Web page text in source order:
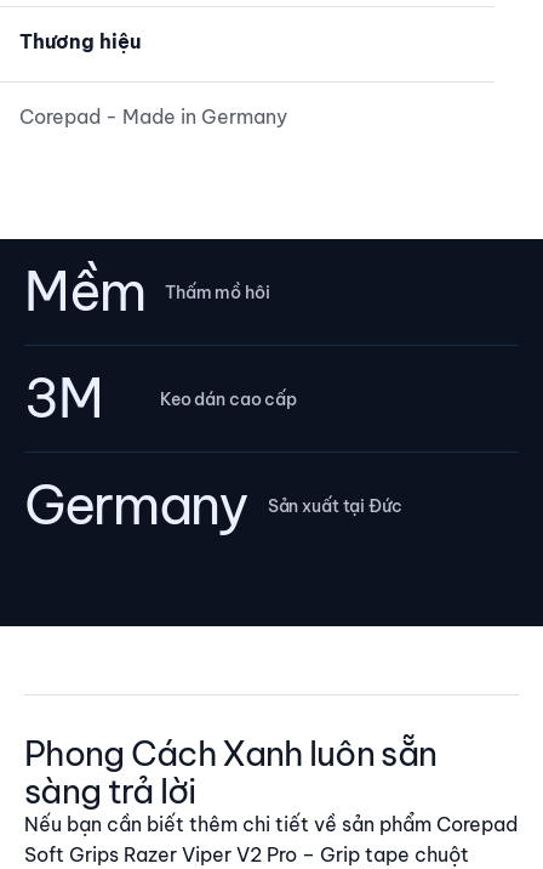
Thương hiệu
Corepad - Made in Germany
Mềm Thấm mồ hôi
3M Keo dán cao cấp
Germany Sản xuất tại Đức
Phong Cách Xanh luôn sẵn
sàng trả lời
Nếu bạn cần biết thêm chi tiết về sản phẩm Corepad
Soft Grips Razer Viper V2 Pro – Grip tape chuột